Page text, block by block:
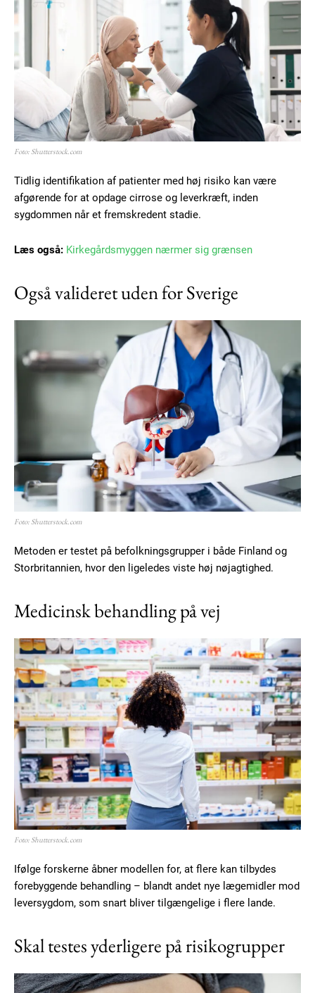
Orci varius natoque dolor
Member full access
100DKK / year
Praesent euismod ac
Nullam eu erat condimentum
Orci varius natoque dolor
YEARLY PRICING MONTHLY PRICING
Foto: Shutterstock.com
Tidlig identifikation af patienter med høj risiko kan være
afgørende for at opdage cirrose og leverkræft, inden
sygdommen når et fremskredent stadie.
Læs også: Kirkegårdsmyggen nærmer sig grænsen
Også valideret uden for Sverige
Foto: Shutterstock.com
Metoden er testet på befolkningsgrupper i både Finland og
Storbritannien, hvor den ligeledes viste høj nøjagtighed.
Medicinsk behandling på vej
Foto: Shutterstock.com
Ifølge forskerne åbner modellen for, at flere kan tilbydes
forebyggende behandling – blandt andet nye lægemidler mod
leversygdom, som snart bliver tilgængelige i flere lande.
Skal testes yderligere på risikogrupper